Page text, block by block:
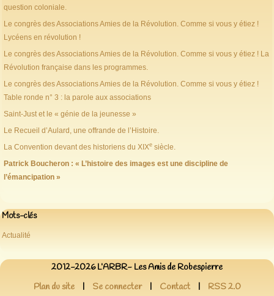
question coloniale.
Le congrès des Associations Amies de la Révolution. Comme si vous y étiez !
Lycéens en révolution !
Le congrès des Associations Amies de la Révolution. Comme si vous y étiez ! La
Révolution française dans les programmes.
Le congrès des Associations Amies de la Révolution. Comme si vous y étiez !
Table ronde n° 3 : la parole aux associations
Saint-Just et le « génie de la jeunesse »
Le Recueil d’Aulard, une offrande de l’Histoire.
La Convention devant des historiens du XIXe siècle.
Patrick Boucheron : « L’histoire des images est une discipline de
l’émancipation »
Mots-clés
Actualité
2012-2026 L’ARBR- Les Amis de Robespierre
Plan du site
| Se connecter | Contact | RSS 2.0